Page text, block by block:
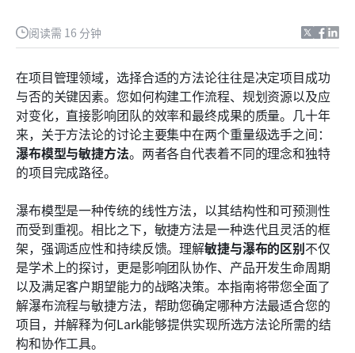
阅读需 16 分钟
在项目管理领域，选择合适的方法论往往是决定项目成功
与否的关键因素。您如何构建工作流程、规划资源以及应
对变化，直接影响团队的效率和最终成果的质量。几十年
来，关于方法论的讨论主要集中在两个重量级选手之间：
瀑布模型与敏捷方法。两者各自代表着不同的理念和独特
的项目完成路径。
瀑布模型是一种传统的线性方法，以其结构性和可预测性
而受到重视。相比之下，敏捷方法是一种迭代且灵活的框
架，强调适应性和持续反馈。理解敏捷与瀑布的区别不仅
是学术上的探讨，更是影响团队协作、产品开发生命周期
以及满足客户期望能力的战略决策。本指南将带您全面了
解瀑布流程与敏捷方法，帮助您确定哪种方法最适合您的
项目，并解释为何Lark能够提供实现所选方法论所需的结
构和协作工具。
瀑布模型与敏捷方法：为什么Lark应该成为你首选
的混合方法论
开始使用Lark模板进行瀑布式和敏捷项目管理
最终思考
常见问题